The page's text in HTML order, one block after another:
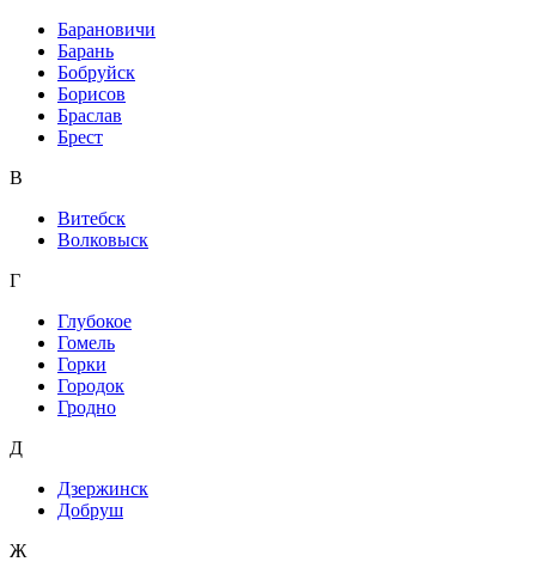
Барановичи
Барань
Бобруйск
Борисов
Браслав
Брест
В
Витебск
Волковыск
Г
Глубокое
Гомель
Горки
Городок
Гродно
Д
Дзержинск
Добруш
Ж